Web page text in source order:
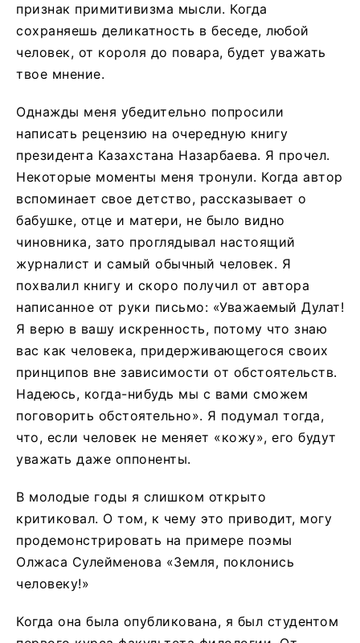
признак примитивизма мысли. Когда
сохраняешь деликатность в беседе, любой
человек, от короля до повара, будет уважать
твое мнение.
Однажды меня убедительно попросили
написать рецензию на очередную книгу
президента Казахстана Назарбаева. Я прочел.
Некоторые моменты меня тронули. Когда автор
вспоминает свое детство, рассказывает о
бабушке, отце и матери, не было видно
чиновника, зато проглядывал настоящий
журналист и самый обычный человек. Я
похвалил книгу и скоро получил от автора
написанное от руки письмо: «Уважаемый Дулат!
Я верю в вашу искренность, потому что знаю
вас как человека, придерживающегося своих
принципов вне зависимости от обстоятельств.
Надеюсь, когда-нибудь мы с вами сможем
поговорить обстоятельно». Я подумал тогда,
что, если человек не меняет «кожу», его будут
уважать даже оппоненты.
В молодые годы я слишком открыто
критиковал. О том, к чему это приводит, могу
продемонстрировать на примере поэмы
Олжаса Сулейменова «Земля, поклонись
человеку!»
Когда она была опубликована, я был студентом